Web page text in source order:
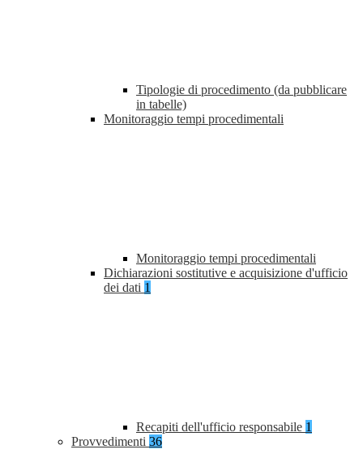
Tipologie di procedimento (da pubblicare
in tabelle)
Monitoraggio tempi procedimentali
Monitoraggio tempi procedimentali
Dichiarazioni sostitutive e acquisizione d'ufficio
dei dati 1
Recapiti dell'ufficio responsabile 1
Provvedimenti 36